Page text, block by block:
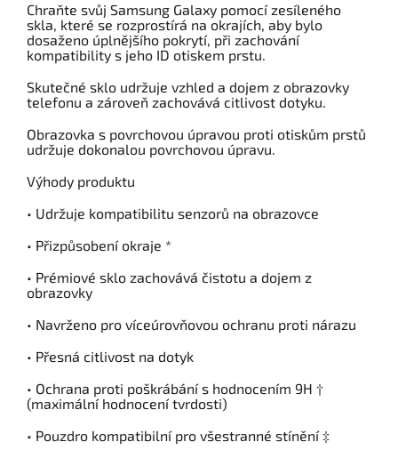
Chraňte svůj Samsung Galaxy pomocí zesíleného
skla, které se rozprostírá na okrajích, aby bylo
dosaženo úplnějšího pokrytí, při zachování
kompatibility s jeho ID otiskem prstu.
Skutečné sklo udržuje vzhled a dojem z obrazovky
telefonu a zároveň zachovává citlivost dotyku.
Obrazovka s povrchovou úpravou proti otiskům prstů
udržuje dokonalou povrchovou úpravu.
Výhody produktu
• Udržuje kompatibilitu senzorů na obrazovce
• Přizpůsobení okraje *
• Prémiové sklo zachovává čistotu a dojem z
obrazovky
• Navrženo pro víceúrovňovou ochranu proti nárazu
• Přesná citlivost na dotyk
• Ochrana proti poškrábání s hodnocením 9H †
(maximální hodnocení tvrdosti)
• Pouzdro kompatibilní pro všestranné stínění ‡